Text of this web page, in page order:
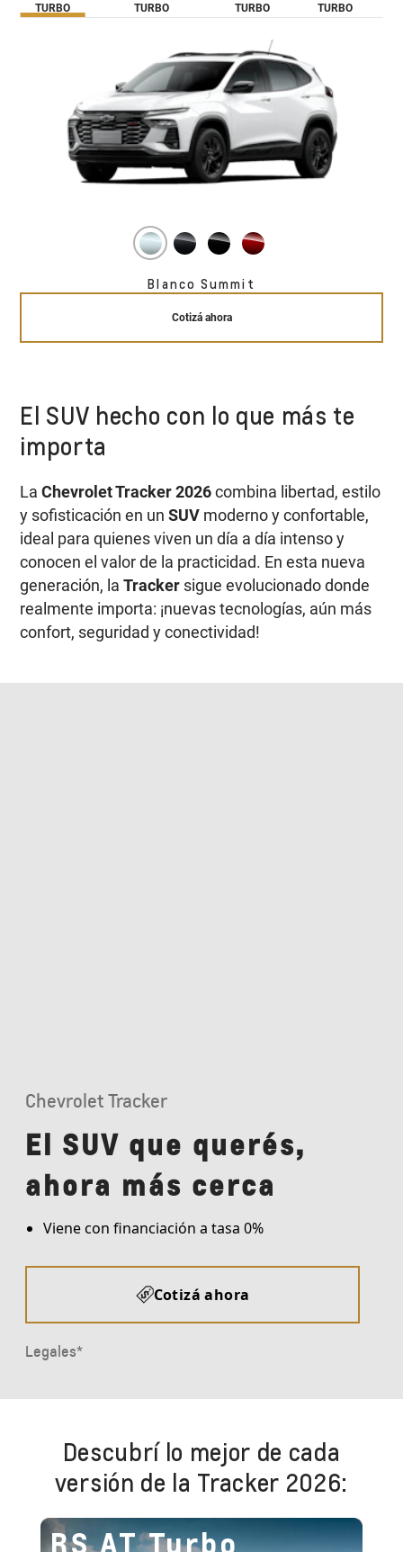
TURBO
TURBO
TURBO
TURBO
Blanco Summit
Cotizá ahora
El SUV hecho con lo que más te
importa
LaChevrolet Tracker 2026combina libertad, estilo
y sofisticación en unSUV moderno y confortable,
ideal para quienes viven un día a día intenso y
conocen el valor de la practicidad. En esta nueva
generación, laTracker sigue evolucionado donde
realmente importa: ¡nuevas tecnologías, aún más
confort, seguridad y conectividad!
Descubrí lo mejor de cada
versión de la Tracker 2026:
RS AT Turbo